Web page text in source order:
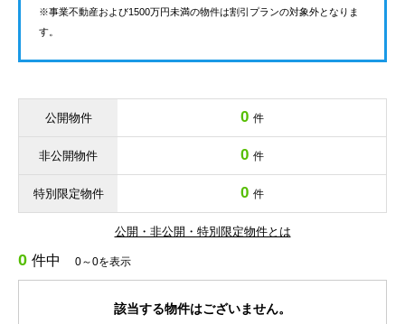
※事業不動産および1500万円未満の物件は割引プランの対象外となりま
す。
公開物件 0 件
非公開物件 0 件
特別限定物件 0 件
公開・非公開・特別限定物件とは
0 件中 0～0を表示
該当する物件はございません。